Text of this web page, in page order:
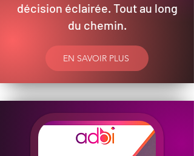
décision éclairée. Tout au long
du chemin.
EN SAVOIR PLUS